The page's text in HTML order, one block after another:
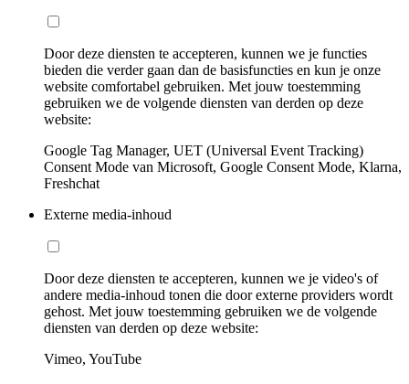
Door deze diensten te accepteren, kunnen we je functies
bieden die verder gaan dan de basisfuncties en kun je onze
website comfortabel gebruiken. Met jouw toestemming
gebruiken we de volgende diensten van derden op deze
website:
Google Tag Manager, UET (Universal Event Tracking)
Consent Mode van Microsoft, Google Consent Mode, Klarna,
Freshchat
Externe media-inhoud
Door deze diensten te accepteren, kunnen we je video's of
andere media-inhoud tonen die door externe providers wordt
gehost. Met jouw toestemming gebruiken we de volgende
diensten van derden op deze website:
Vimeo, YouTube